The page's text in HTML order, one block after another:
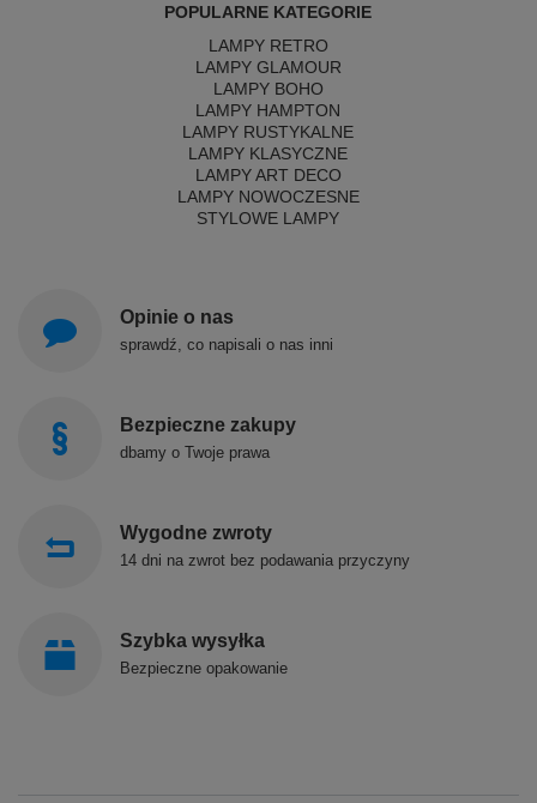
POPULARNE KATEGORIE
LAMPY RETRO
LAMPY GLAMOUR
LAMPY BOHO
LAMPY HAMPTON
LAMPY RUSTYKALNE
LAMPY KLASYCZNE
LAMPY ART DECO
LAMPY NOWOCZESNE
STYLOWE LAMPY
Opinie o nas
sprawdź, co napisali o nas inni
Bezpieczne zakupy
dbamy o Twoje prawa
Wygodne zwroty
14 dni na zwrot bez podawania przyczyny
Szybka wysyłka
Bezpieczne opakowanie